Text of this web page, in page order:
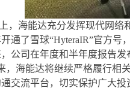
，海能达充分发挥现代网络
开通了雪球“HyteraIR”官方
公司在年度和半年度报告发
，海能达将继续严格履行相
交流平台，切实保护广大投